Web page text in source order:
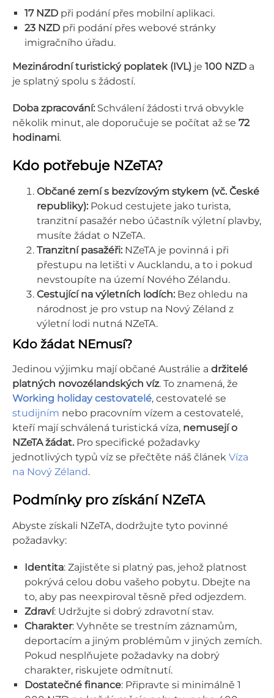
17 NZD při podání přes mobilní aplikaci.
23 NZD při podání přes webové stránky
imigračního úřadu.
Mezinárodní turistický poplatek (IVL) je 100 NZD a
je splatný spolu s žádostí.
Doba zpracování: Schválení žádosti trvá obvykle
několik minut, ale doporučuje se počítat až se 72
hodinami.
Kdo potřebuje NZeTA?
Občané zemí s bezvízovým stykem (vč. České
republiky): Pokud cestujete jako turista,
tranzitní pasažér nebo účastník výletní plavby,
musíte žádat o NZeTA.
Tranzitní pasažéři: NZeTA je povinná i při
přestupu na letišti v Aucklandu, a to i pokud
nevstoupíte na území Nového Zélandu.
Cestující na výletních lodích: Bez ohledu na
národnost je pro vstup na Nový Zéland z
výletní lodi nutná NZeTA.
Kdo žádat NEmusí?
Jedinou výjimku mají občané Austrálie a držitelé
platných novozélandských víz. To znamená, že
Working holiday cestovatelé, cestovatelé se
studijním nebo pracovním vízem a cestovatelé,
kteří mají schválená turistická víza, nemusejí o
NZeTA žádat. Pro specifické požadavky
jednotlivých typů víz se přečtěte náš článek Víza
na Nový Zéland.
Podmínky pro získání NZeTA
Abyste získali NZeTA, dodržujte tyto povinné
požadavky:
Identita: Zajistěte si platný pas, jehož platnost
pokrývá celou dobu vašeho pobytu. Dbejte na
to, aby pas neexpiroval těsně před odjezdem.
Zdraví: Udržujte si dobrý zdravotní stav.
Charakter: Vyhněte se trestním záznamům,
deportacím a jiným problémům v jiných zemích.
Pokud nesplňujete požadavky na dobrý
charakter, riskujete odmítnutí.
Dostatečné finance: Připravte si minimálně 1